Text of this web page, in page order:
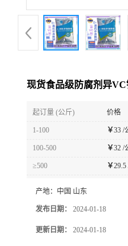
现货食品级防腐剂异
起订量 (公斤) 价格
1-100 ￥33 /
100-500 ￥32 /
≥500 ￥
产地： 中国 山东
发布日期： 2024-01-18
更新日期： 2024-01-18